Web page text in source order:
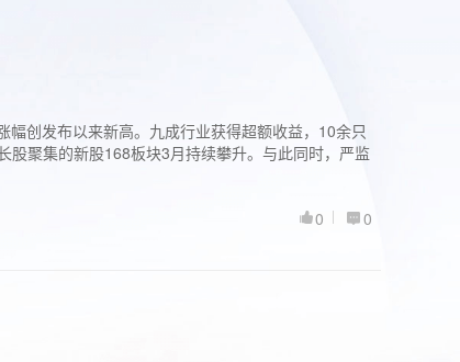
创发布以来新高。九成行业获得超额收益，10余只
股聚集的新股168板块3月持续攀升。与此同时，严监
0
0